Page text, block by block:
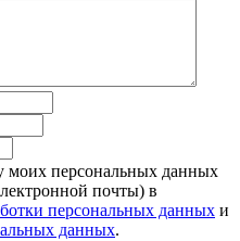
моих персональных данных
почты) в
персональных данных и
данных.